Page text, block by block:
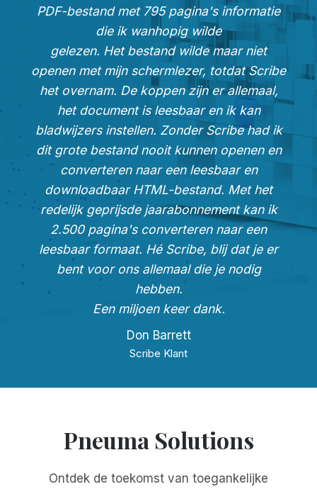
PDF-bestand met 795 pagina's informatie
die ik wanhopig wilde
gelezen. Het bestand wilde maar niet
openen met mijn schermlezer, totdat Scribe
het overnam. De koppen zijn er allemaal,
het document is leesbaar en ik kan
bladwijzers instellen. Zonder Scribe had ik
dit grote bestand nooit kunnen openen en
converteren naar een leesbaar en
downloadbaar HTML-bestand. Met het
redelijk geprijsde jaarabonnement kan ik
2.500 pagina's converteren naar een
leesbaar formaat. Hé Scribe, blij dat je er
bent voor ons allemaal die je nodig
hebben.
Een miljoen keer dank.
Don Barrett
Scribe Klant
Pneuma Solutions
Ontdek de toekomst van toegankelijke